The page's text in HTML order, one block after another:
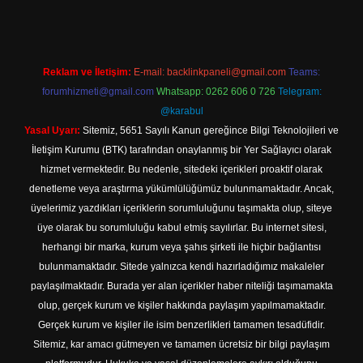
Reklam ve İletişim: E-mail: backlinkpaneli@gmail.com Teams:
forumhizmeti@gmail.com Whatsapp: 0262 606 0 726 Telegram:
@karabul
Yasal Uyarı: Sitemiz, 5651 Sayılı Kanun gereğince Bilgi Teknolojileri ve
İletişim Kurumu (BTK) tarafından onaylanmış bir Yer Sağlayıcı olarak
hizmet vermektedir. Bu nedenle, sitedeki içerikleri proaktif olarak
denetleme veya araştırma yükümlülüğümüz bulunmamaktadır. Ancak,
üyelerimiz yazdıkları içeriklerin sorumluluğunu taşımakta olup, siteye
üye olarak bu sorumluluğu kabul etmiş sayılırlar. Bu internet sitesi,
herhangi bir marka, kurum veya şahıs şirketi ile hiçbir bağlantısı
bulunmamaktadır. Sitede yalnızca kendi hazırladığımız makaleler
paylaşılmaktadır. Burada yer alan içerikler haber niteliği taşımamakta
olup, gerçek kurum ve kişiler hakkında paylaşım yapılmamaktadır.
Gerçek kurum ve kişiler ile isim benzerlikleri tamamen tesadüfidir.
Sitemiz, kar amacı gütmeyen ve tamamen ücretsiz bir bilgi paylaşım